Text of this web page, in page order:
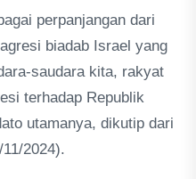
perpanjangan dari
biadab Israel yang
saudara kita, rakyat
terhadap Republik
utamanya, dikutip dari
2024).